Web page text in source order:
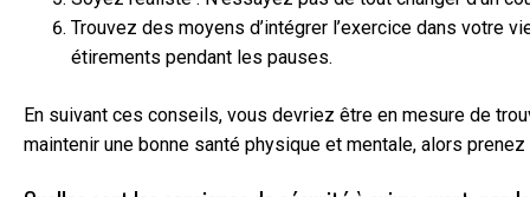
Trouvez des moyens d’intégrer l’exercice dans votre
étirements pendant les pauses.
En suivant ces conseils, vous devriez être en mesure de
maintenir une bonne santé physique et mentale, alors